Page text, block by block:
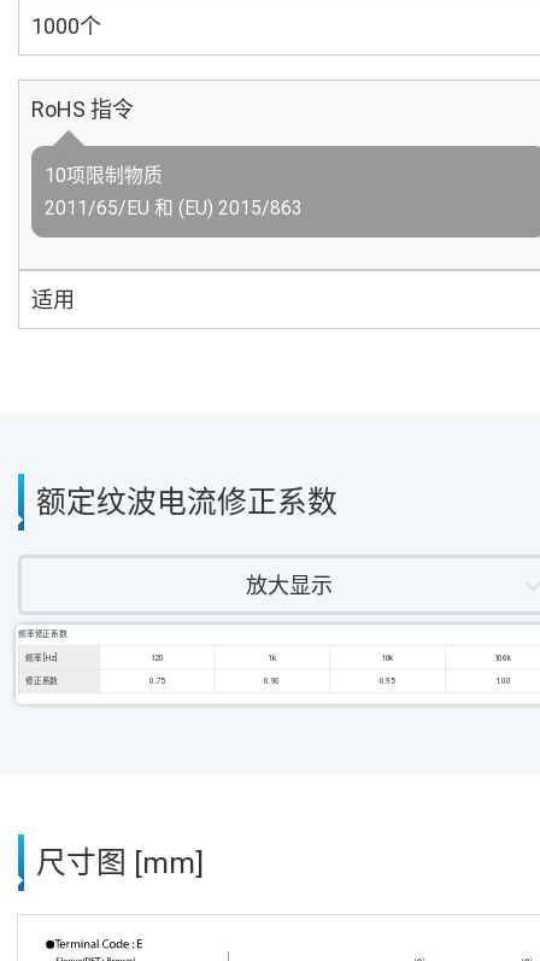
1000个
RoHS 指令
10项限制物质
2011/65/EU 和 (EU) 2015/863
适用
额定纹波电流修正系数
放大显示
频率修正系数
频率 [Hz] 120 1k 10k 100k
修正系数 0.75 0.90 0.95 1.00
尺寸图 [mm]